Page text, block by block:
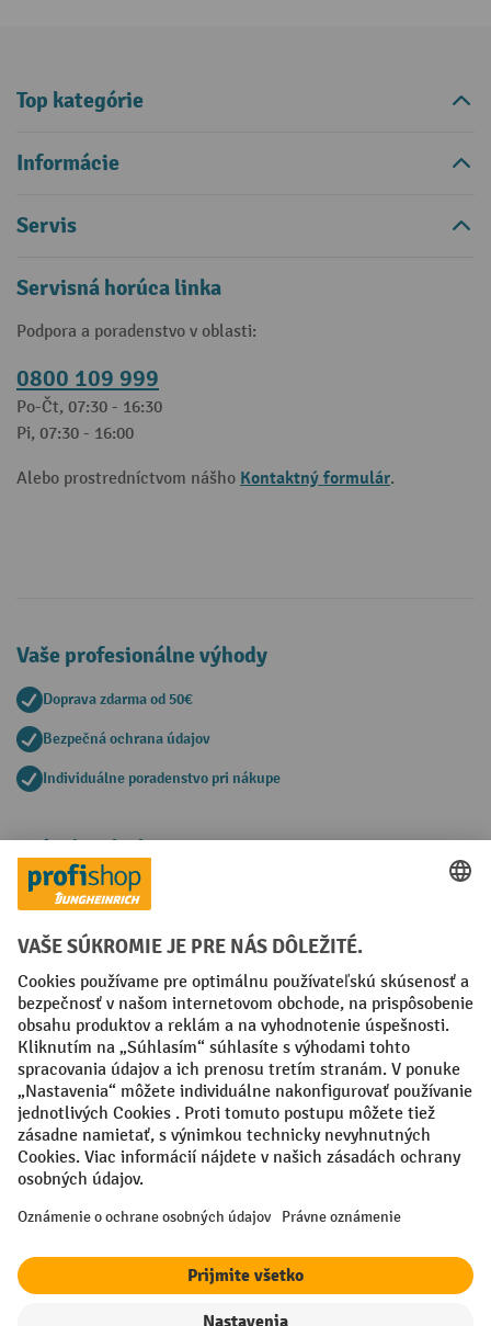
Top kategórie
Informácie
Servis
Servisná horúca linka
Podpora a poradenstvo v oblasti:
0800 109 999
Po-Čt, 07:30 - 16:30
Pi, 07:30 - 16:00
Alebo prostredníctvom nášho Kontaktný formulár.
Vaše profesionálne výhody
Doprava zdarma od 50€
Bezpečná ochrana údajov
Individuálne poradenstvo pri nákupe
Spôsoby platby
Creditcard (Master)Creditcard (Visa)
Faktúra Predplatba
Sociálne siete
Facebook
YouTube
LinkedIn
Nastavenia ochrany osobných údajov
All prices excl. VAT plusshipping costsand possible delivery charges,
¹ Zľava platí do vypredania zásob. Zľava sa nevzťahuje na špeciálne